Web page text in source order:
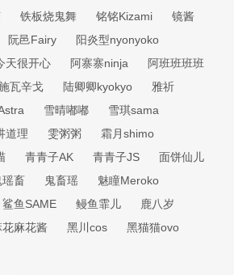
铁板烧鬼舞 铭铭Kizami
镜酱
阮邑Fairy
阳炎型nyonyoko
天很开心 阿寨寨ninja
阿班班班班
瓦辛戈 陆卿卿kyokyo
雅祈
雪晴嘟嘟
雪琪sama
道理 雯粥粥
霜月shimo
青青子AK 青青子JS
面饼仙儿
瑶畜 鬼畜瑶
魅瞳Meroko
鲨鱼SAME 鳗鱼霏儿
鹿八岁
花麻花酱 黑川cos
黑猫猫ovo